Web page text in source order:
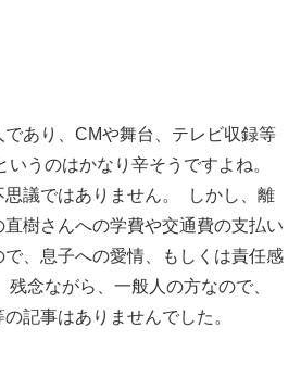
あり、CMや舞台、テレビ収録等
うのはかなり辛そうですよね。
議ではありません。
しかし、離
樹さんへの学費や交通費の支払い
、息子への愛情、もしくは責任感
残念ながら、一般人の方なので、
記事はありませんでした。